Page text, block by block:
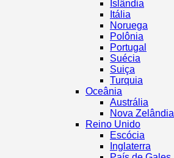
Islândia
Itália
Noruega
Polônia
Portugal
Suécia
Suiça
Turquia
Oceânia
Austrália
Nova Zelândia
Reino Unido
Escócia
Inglaterra